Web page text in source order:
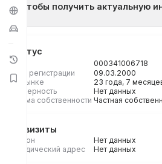
Чтобы получить актуальную
Статус
БИН
000341006718
Дата регистрации
09.03.2000
На рынке
23 года, 7
Размерность
Нет данных
Форма собственности Частная
Реквизиты
Регион
Нет данных
Юридический адрес
Нет данных